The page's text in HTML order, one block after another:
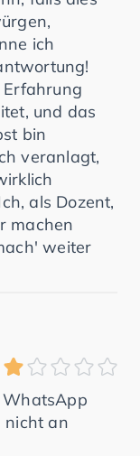
ich
und das
bin
veranlagt,
als Dozent,
machen
weiter
WhatsApp
nicht an